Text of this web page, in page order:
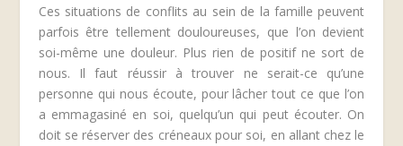
Ces situations de conflits au sein de la famille peuvent
parfois être tellement douloureuses, que l’on devient
soi-même une douleur. Plus rien de positif ne sort de
nous. Il faut réussir à trouver ne serait-ce qu’une
personne qui nous écoute, pour lâcher tout ce que l’on
a emmagasiné en soi, quelqu’un qui peut écouter. On
doit se réserver des créneaux pour soi, en allant chez le